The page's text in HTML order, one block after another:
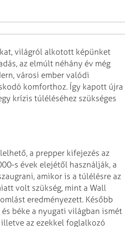
világról alkotott képünket
az elmúlt néhány év még
városi ember valódi
komforthoz. Így kapott újra
krízis túléléséhez szükséges
a prepper kifejezés az
s évek elejétől használják, a
amikor is a túlélésre az
volt szükség, mint a Wall
eredményezett. Később
béke a nyugati világban ismét
az ezekkel foglalkozó